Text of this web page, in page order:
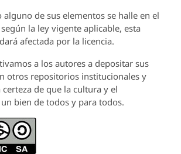
alguno de sus elementos se halle en el
la ley vigente aplicable, esta
afectada por la licencia.
a los autores a depositar sus
otros repositorios institucionales y
de que la cultura y el
bien de todos y para todos.